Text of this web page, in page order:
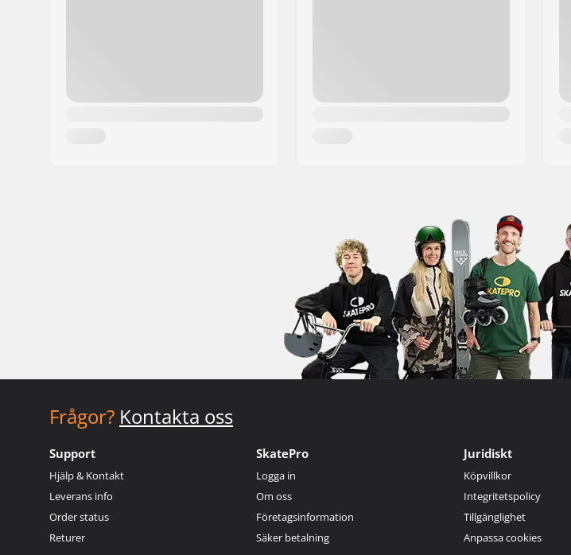
Frågor? Kontakta oss
Support
Hjälp & Kontakt
Leverans info
Order status
Returer
SkatePro
Logga in
Om oss
Företagsinformation
Säker betalning
Juridiskt
Köpvillkor
Integritetspolicy
Tillgänglighet
Anpassa cookies